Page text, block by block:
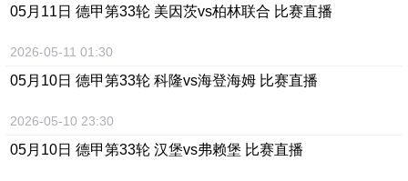
05月11日 德甲第33轮 美因茨vs柏林联合 比赛直播
2026-05-11 01:30
05月10日 德甲第33轮 科隆vs海登海姆 比赛直播
2026-05-10 23:30
05月10日 德甲第33轮 汉堡vs弗赖堡 比赛直播